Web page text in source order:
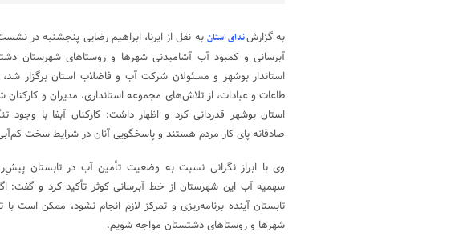
به گزارشندای استان به نقل از ایرنا، ابراهیم رضایی پنجشنبه در
آبرسانی و کمبود آب آشامیدنی شهرها و روستاهای شهرستان
استاندار بوشهر و مسئولان شرکت آب و فاضلاب استان برگزار
طاعات و عبادات، از تلاش‌های مجموعه استانداری، مدیران و
استان بوشهر قدردانی کرد و اظهار داشت: کارکنان آبفا با وجود
صادقانه پای کار مردم هستند و پاسخگویی آنان در شرایط سخت
وی با ابراز نگرانی نسبت به وضعیت تأمین آب در تابستان
سهمیه آب این شهرستان از خط آبرسانی کوثر تأکید کرد و گفت:
تابستان آینده برنامه‌ریزی و تمرکز لازم انجام نشود، ممکن است
شهرها و روستاهای دشتستان مواجه شویم.